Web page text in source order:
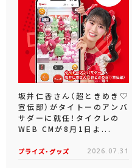
坂井仁香さん（超ときめき♡
宣伝部）がタイトーのアンバ
サダーに就任！タイクレの
WEB CMが8月1日よ...
プライズ・グッズ 2026.07.31